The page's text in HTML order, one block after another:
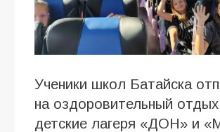
Ученики школ Батайска
на оздоровительный
детские лагеря «ДОН» и